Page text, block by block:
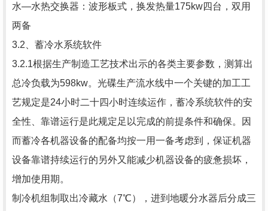
水—水热交换器：波形板式，换发热量175kw四台，双用
两备
3.2、蓄冷水系统软件
3.2.1根据生产制造工艺技术出示的各类主要参数，测算出
总冷负载为598kw。光碟生产流水线中一个关键的加工工
艺规定是24小时二十四小时连续运作，蓄冷系统软件的安
全性、靠谱运行是此规定足以完成的前提条件和确保。因
而蓄冷各机器设备的配备均按一用一备考虑到，保证机器
设备靠谱持续运行的另外又能减少机器设备的疲惫损坏，
增加使用期。
制冷机组制取出冷藏水（7℃），进到地暖分水器后分成三